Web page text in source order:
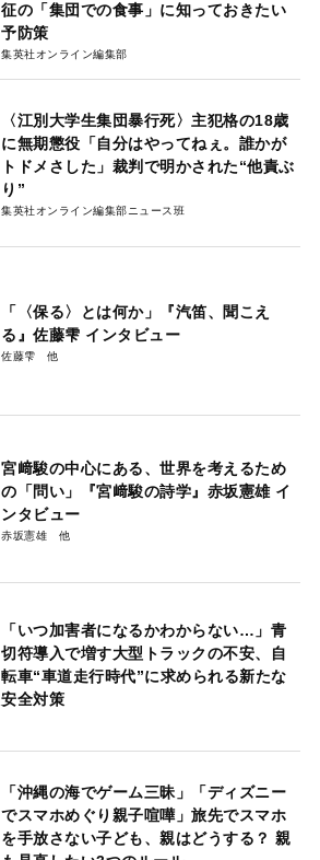
征の「集団での食事」に知っておきたい
予防策
集英社オンライン編集部
〈江別大学生集団暴行死〉主犯格の18歳
に無期懲役「自分はやってねぇ。誰かが
トドメさした」裁判で明かされた“他責ぶ
り”
集英社オンライン編集部ニュース班
「〈保る〉とは何か」『汽笛、聞こえ
る』佐藤雫 インタビュー
佐藤雫
宮﨑駿の中心にある、世界を考えるため
の「問い」『宮﨑駿の詩学』赤坂憲雄 イ
ンタビュー
赤坂憲雄
「いつ加害者になるかわからない…」青
切符導入で増す大型トラックの不安、自
転車“車道走行時代”に求められる新たな
安全対策
「沖縄の海でゲーム三昧」「ディズニー
でスマホめぐり親子喧嘩」旅先でスマホ
を手放さない子ども、親はどうする？ 親